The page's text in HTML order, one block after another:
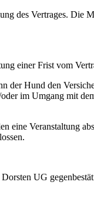
des Vertrages. Die
einer Frist vom
der Hund den
im Umgang mit
eine Veranstaltung
UG